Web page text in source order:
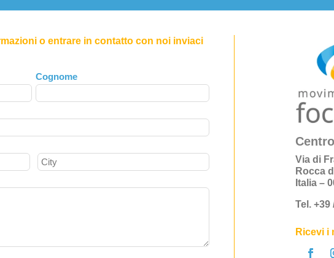
o entrare in contatto con noi inviaci
Cognome
Via di
Rocca
Italia –
Tel. +39
Ricevi i